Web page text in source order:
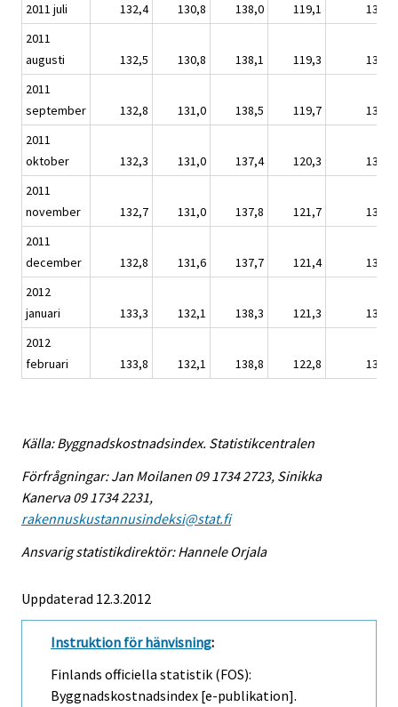
2011 juli
132,4 130,8 138,0 119,1
132,1
2011
augusti
132,5 130,8 138,1 119,3
132,2
2011
september
132,8 131,0 138,5 119,7
132,4
2011
oktober
132,3 131,0 137,4 120,3
131,9
2011
november
132,7 131,0 137,8 121,7
132,3
2011
december
132,8 131,6 137,7 121,4
132,4
2012
januari
133,3 132,1 138,3 121,3
132,7
2012
februari
133,8 132,1 138,8 122,8 133,2
Källa: Byggnadskostnadsindex. Statistikcentralen
Förfrågningar: Jan Moilanen 09 1734 2723, Sinikka
Kanerva 09 1734 2231,
rakennuskustannusindeksi@stat.fi
Ansvarig statistikdirektör: Hannele Orjala
Uppdaterad 12.3.2012
Instruktion för hänvisning:
Finlands officiella statistik (FOS):
Byggnadskostnadsindex [e-publikation].